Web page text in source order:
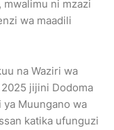
mwalimu ni mzazi
wa maadili
na Waziri wa
jijini Dodoma
Muungano wa
katika ufunguzi